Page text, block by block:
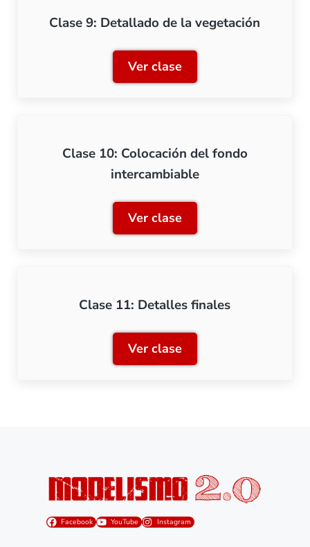
Clase 9: Detallado de la vegetación
Ver claseClase 9: Detallado de la
Clase 10: Colocación del fondo
intercambiable
Ver claseClase 10: Colocación del
Clase 11: Detalles finales
Ver claseClase 11: Detalles finales
Facebook YouTube Instagram